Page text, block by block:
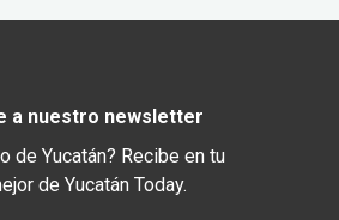
a nuestro newsletter
de Yucatán? Recibe en tu
de Yucatán Today.